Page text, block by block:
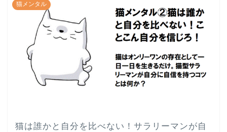
猫メンタル
猫は誰かと自分を比べない！サラリーマンが自